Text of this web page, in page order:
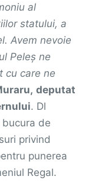
al
statului, a
Avem nevoie
Peleș ne
cu care ne
deputat
. Dl
bucura de
privind
punerea
Regal.